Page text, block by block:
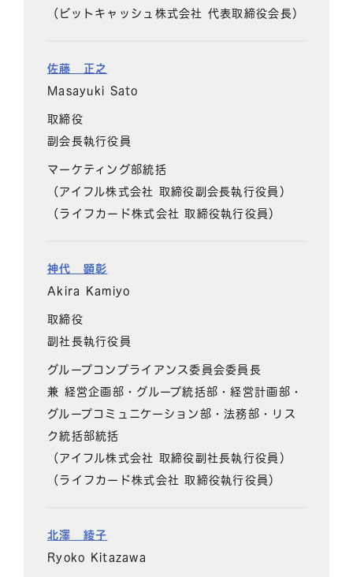
（ビットキャッシュ株式会社 代表取締役会長）
佐藤 正之
Masayuki Sato
取締役
副会長執行役員
マーケティング部統括
（アイフル株式会社 取締役副会長執行役員）
（ライフカード株式会社 取締役執行役員）
神代 顕彰
Akira Kamiyo
取締役
副社長執行役員
グループコンプライアンス委員会委員長
兼 経営企画部・グループ統括部・経営計画部・
グループコミュニケーション部・法務部・リス
ク統括部統括
（アイフル株式会社 取締役副社長執行役員）
（ライフカード株式会社 取締役執行役員）
北澤 綾子
Ryoko Kitazawa